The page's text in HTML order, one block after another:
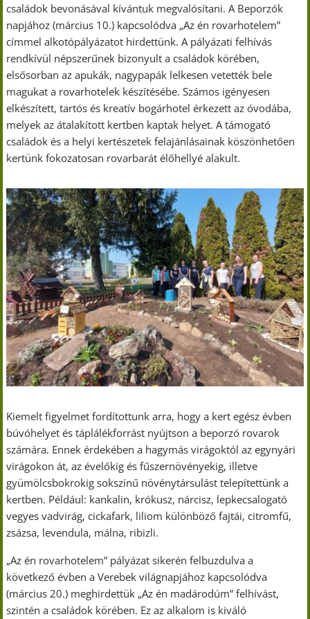
családok bevonásával kívántuk megvalósítani. A Beporzók
napjához (március 10.) kapcsolódva „Az én rovarhotelem”
címmel alkotópályázatot hirdettünk. A pályázati felhívás
rendkívül népszerűnek bizonyult a családok körében,
elsősorban az apukák, nagypapák lelkesen vetették bele
magukat a rovarhotelek készítésébe. Számos igényesen
elkészített, tartós és kreatív bogárhotel érkezett az óvodába,
melyek az átalakított kertben kaptak helyet. A támogató
családok és a helyi kertészetek felajánlásainak köszönhetően
kertünk fokozatosan rovarbarát élőhellyé alakult.
Kiemelt figyelmet fordítottunk arra, hogy a kert egész évben
búvóhelyet és táplálékforrást nyújtson a beporzó rovarok
számára. Ennek érdekében a hagymás virágoktól az egynyári
virágokon át, az évelőkig és fűszernövényekig, illetve
gyümölcsbokrokig sokszínű növénytársulást telepítettünk a
kertben. Például: kankalin, krókusz, nárcisz, lepkecsalogató
vegyes vadvirág, cickafark, liliom különböző fajtái, citromfű,
zsázsa, levendula, málna, ribizli.
„Az én rovarhotelem” pályázat sikerén felbuzdulva a
következő évben a Verebek világnapjához kapcsolódva
(március 20.) meghirdettük „Az én madárodúm” felhívást,
szintén a családok körében. Ez az alkalom is kiváló